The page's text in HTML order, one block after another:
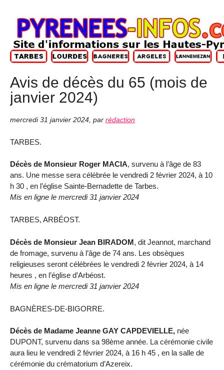
Avis de décès du 65 (mois de
janvier 2024)
mercredi 31 janvier 2024 par rédaction
TARBES.
Décès de Monsieur Roger MACIA, survenu à l’âge de 83
ans. Une messe sera célébrée le vendredi 2 février 2024, à 10
h 30 , en l’église Sainte-Bernadette de Tarbes.
Mis en ligne le mercredi 31 janvier 2024
TARBES, ARBÉOST.
Décès de Monsieur Jean BIRADOM, dit Jeannot, marchand
de fromage, survenu à l’âge de 74 ans. Les obsèques
religieuses seront célébrées le vendredi 2 février 2024, à 14
heures , en l’église d’Arbéost.
Mis en ligne le mercredi 31 janvier 2024
BAGNÈRES-DE-BIGORRE.
Décès de Madame Jeanne GAY CAPDEVIELLE, née
DUPONT, survenu dans sa 98ème année. La cérémonie civile
aura lieu le vendredi 2 février 2024, à 16 h 45 , en la salle de
cérémonie du crématorium d’Azereix.